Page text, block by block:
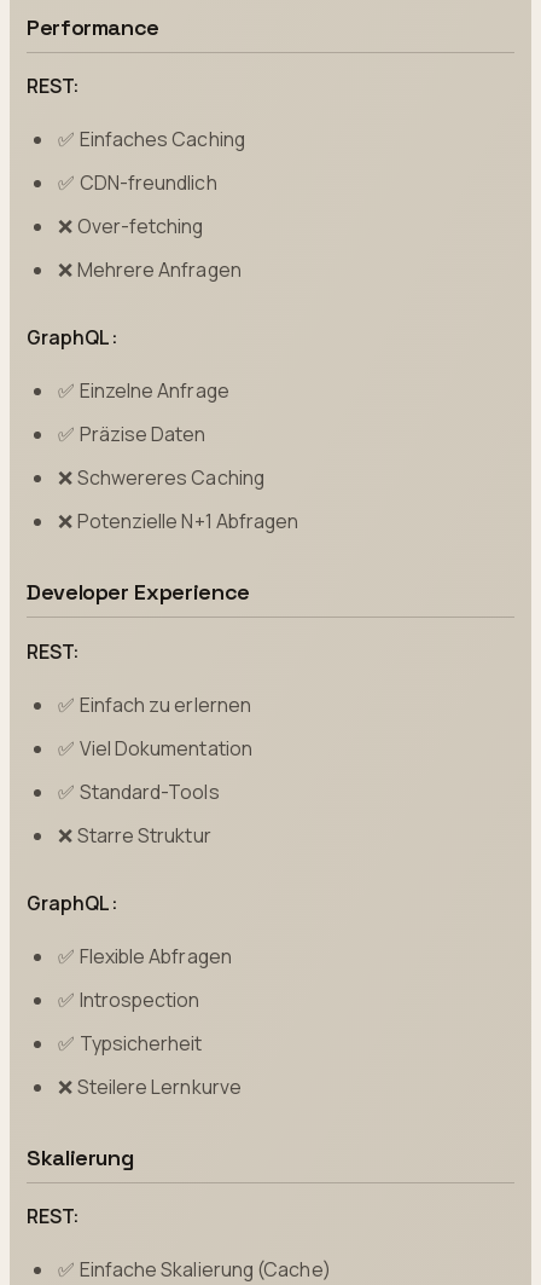
Performance
REST:
✅ Einfaches Caching
✅ CDN-freundlich
❌ Over-fetching
❌ Mehrere Anfragen
GraphQL:
✅ Einzelne Anfrage
✅ Präzise Daten
❌ Schwereres Caching
❌ Potenzielle N+1 Abfragen
Developer Experience
REST:
✅ Einfach zu erlernen
✅ Viel Dokumentation
✅ Standard-Tools
❌ Starre Struktur
GraphQL:
✅ Flexible Abfragen
✅ Introspection
✅ Typsicherheit
❌ Steilere Lernkurve
Skalierung
REST:
✅ Einfache Skalierung (Cache)